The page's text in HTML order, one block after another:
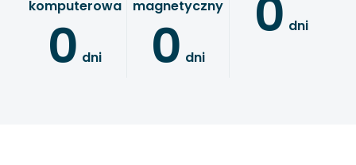
komputerowa
0 dni
magnetyczny
0 dni
0 dni